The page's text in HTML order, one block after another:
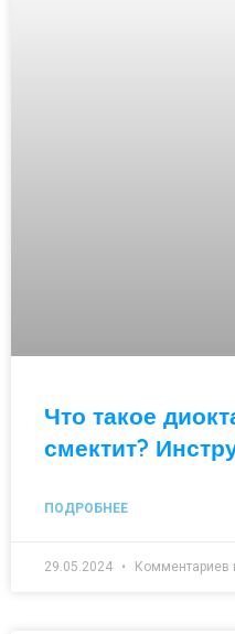
Что такое
смектит?
ПОДРОБНЕЕ
29.05.2024 Комментариев